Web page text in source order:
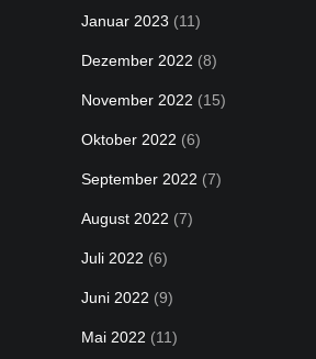
Januar 2023 (11)
Dezember 2022 (8)
November 2022 (15)
Oktober 2022 (6)
September 2022 (7)
August 2022 (7)
Juli 2022 (6)
Juni 2022 (9)
Mai 2022 (11)